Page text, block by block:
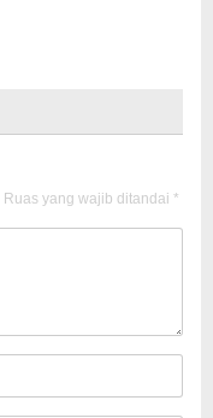
Ruas yang wajib ditandai *